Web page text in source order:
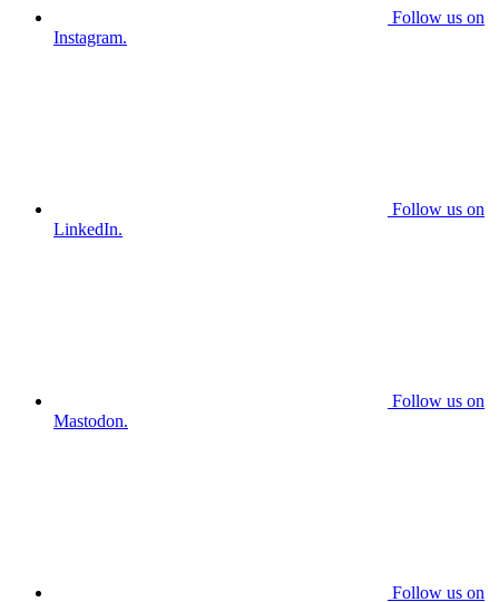
Follow us on
Instagram.
Follow us on
LinkedIn.
Follow us on
Mastodon.
Follow us on